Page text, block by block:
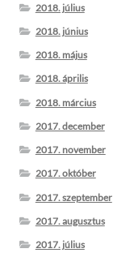
2018. július
2018. június
2018. május
2018. április
2018. március
2017. december
2017. november
2017. október
2017. szeptember
2017. augusztus
2017. július